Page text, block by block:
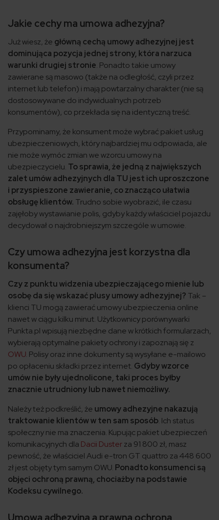
Jakie cechy ma umowa adhezyjna?
Już wiesz, że główną cechą umowy adhezyjnej jest
dominująca pozycja jednej strony, która narzuca
warunki drugiej stronie. Ponadto takie umowy
zawierane są masowo (także na odległość, czyli przez
internet lub telefon) i mają powtarzalny charakter (nie są
dostosowywane do indywidualnych potrzeb
konsumentów), co przekłada się na identyczną treść.
Przypominamy, że konsument może wybrać pakiet usług
ubezpieczeniowych, który najbardziej mu odpowiada, ale
nie może wymóc zmian we wzorcu umowy na
ubezpieczycielu. To sprawia, że jedną z największych
zalet umów adhezyjnych dla TU jest ich uproszczone
i przyspieszone zawieranie, co znacząco ułatwia
obsługę klientów. Trudno sobie wyobrazić, ile czasu
zajęłoby wystawianie polis, gdyby każdy właściciel pojazdu
decydował o najdrobniejszym szczególe w umowie.
Czy umowa adhezyjna jest korzystna dla
konsumenta?
Czy z punktu widzenia ubezpieczającego mienie lub
osobę da się wskazać plusy umowy adhezyjnej? Tak –
klienci TU mogą zawierać umowy ubezpieczenia online
nawet w ciągu kilku minut. Użytkownicy porównywarki
Punkta.pl wpisują niezbędne dane w krótkich formularzach,
wybierają optymalne pakiety ochrony i zapoznają się z
OWU. Polisy oraz inne dokumenty są wysyłane e-mailowo
po opłaceniu składki przez internet. Gdyby wzorce
umów nie były ujednolicone, taki proces byłby
znacznie utrudniony lub nawet niemożliwy.
Należy też podkreślić, że umowy adhezyjne nakazują
traktowanie klientów w ten sam sposób. Ich status
społeczny nie ma znaczenia. Kupując pakiet ubezpieczeń
komunikacyjnych dla Dacii Dusterza 91 800 zł, masz
pewność, że właściciel Audi e-tron GT quattro za 448 600
zł jest objęty tym samym OWU. Ponadto konsumenci są
objęci ochroną prawną, chociażby na podstawie
Kodeksu cywilnego.